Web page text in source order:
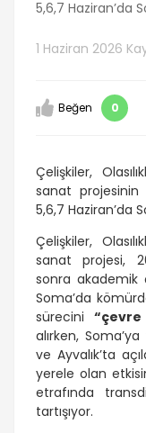
5,6,7 Haziran’da
1 Haziran 2026
Beğen 0
Çelişkiler,
sanat projesinin
5,6,7 Haziran’da
Çelişkiler,
sanat projesi,
sonra akademik
Soma’da
sürecini
alırken,
ve Ayvalık’ta
yerele olan
etrafında
tartışıyor.